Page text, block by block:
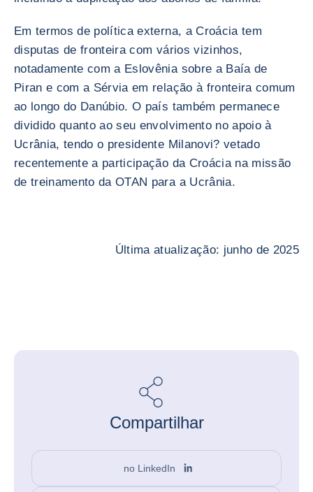
Em termos de política externa, a Croácia tem
disputas de fronteira com vários vizinhos,
notadamente com a Eslovênia sobre a Baía de
Piran e com a Sérvia em relação à fronteira comum
ao longo do Danúbio. O país também permanece
dividido quanto ao seu envolvimento no apoio à
Ucrânia, tendo o presidente Milanovi? vetado
recentemente a participação da Croácia na missão
de treinamento da OTAN para a Ucrânia.
Última atualização: junho de 2025
Compartilhar
no LinkedIn